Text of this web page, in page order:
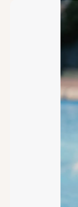
Bildergalerie